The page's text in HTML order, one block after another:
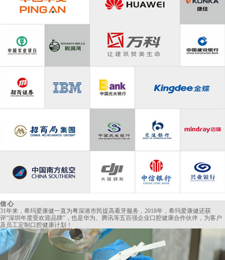
信 心
31年来，希玛爱康健一直为粤深港市民提高看牙服务，2018年，希玛爱康健还获
评“深圳年度受欢迎品牌”，也是华为、腾讯等五百强企业口腔健康合作伙伴，为客户
及员工定制口腔健康计划！